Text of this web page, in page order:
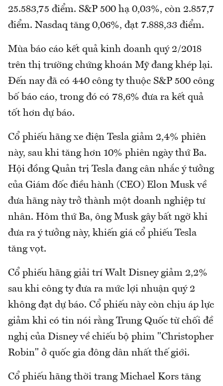
25.583,75 điểm. S&P 500 hạ 0,03%, còn 2.857,7
điểm. Nasdaq tăng 0,06%, đạt 7.888,33 điểm.
Mùa báo cáo kết quả kinh doanh quý 2/2018
trên thị trường chứng khoán Mỹ đang khép lại.
Đến nay đã có 440 công ty thuộc S&P 500 công
bố báo cáo, trong đó có 78,6% đưa ra kết quả
tốt hơn dự báo.
Cổ phiếu hãng xe điện Tesla giảm 2,4% phiên
này, sau khi tăng hơn 10% phiên ngày thứ Ba.
Hội đồng Quản trị Tesla đang cân nhắc ý tưởng
của Giám đốc điều hành (CEO) Elon Musk về
đưa hãng này trở thành một doanh nghiệp tư
nhân. Hôm thứ Ba, ông Musk gây bất ngờ khi
đưa ra ý tưởng này, khiến giá cổ phiếu Tesla
tăng vọt.
Cổ phiếu hãng giải trí Walt Disney giảm 2,2%
sau khi công ty đưa ra mức lợi nhuận quý 2
không đạt dự báo. Cổ phiếu này còn chịu áp lực
giảm khi có tin nói rằng Trung Quốc từ chối đề
nghị của Disney về chiếu bộ phim "Christopher
Robin" ở quốc gia đông dân nhất thế giới.
Cổ phiếu hãng thời trang Michael Kors tăng